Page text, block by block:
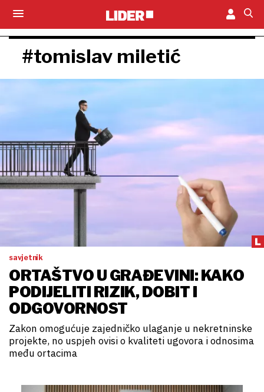
#tomislav miletić
savjetnik
ORTAŠTVO U GRAĐEVINI: KAKO
PODIJELITI RIZIK, DOBIT I
ODGOVORNOST
Zakon omogućuje zajedničko ulaganje u nekretninske
projekte, no uspjeh ovisi o kvaliteti ugovora i odnosima
među ortacima